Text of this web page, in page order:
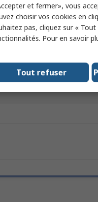
minimum de
d'utilisation maximum
et fermer», vous
choisir vos cookies en
pas, cliquez sur «
Pour en savoir
Tout refuser